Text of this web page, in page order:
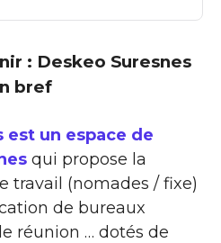
: Deskeo Suresnes
bref
est un espace de
qui propose la
travail (nomades / fixe)
de bureaux
réunion … dotés de